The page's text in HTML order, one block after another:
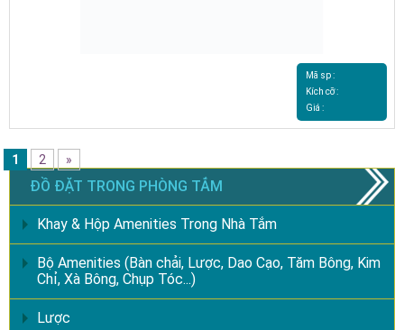
Mã sp :
Kích cỡ :
Giá :
1 2 »
ĐỒ ĐẶT TRONG PHÒNG TẮM
Khay & Hộp Amenities Trong Nhà Tắm
Bộ Amenities (Bàn chải, Lược, Dao Cạo, Tăm Bông, Kim
Chỉ, Xà Bông, Chụp Tóc...)
Lược